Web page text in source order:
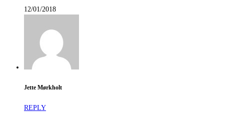
12/01/2018
Jette Mørkholt
REPLY